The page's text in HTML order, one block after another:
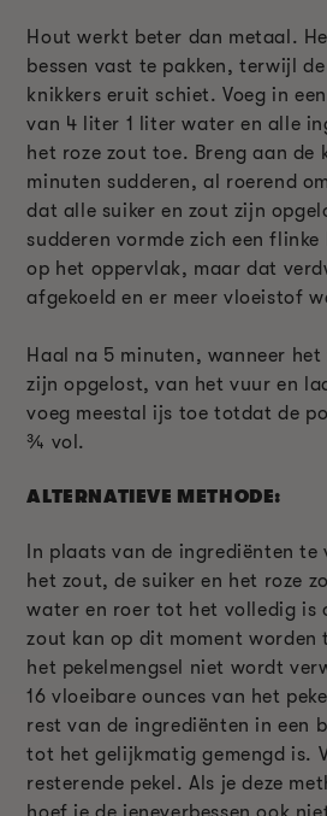
Hout werkt beter dan metaal.
bessen vast te pakken, terwijl
knikkers eruit schiet. Voeg in
van 4 liter 1 liter water en alle
het roze zout toe. Breng aan de
minuten sudderen, al roerend
dat alle suiker en zout zijn
sudderen vormde zich een flinke
op het oppervlak, maar dat
afgekoeld en er meer vloeistof
Haal na 5 minuten, wanneer het
zijn opgelost, van het vuur en
voeg meestal ijs toe totdat de
¾ vol.
ALTERNATIEVE METHODE:
In plaats van de ingrediënten te
het zout, de suiker en het roze
water en roer tot het volledig is
zout kan op dit moment worden
het pekelmengsel niet wordt
16 vloeibare ounces van het
rest van de ingrediënten in een
tot het gelijkmatig gemengd is.
resterende pekel. Als je deze